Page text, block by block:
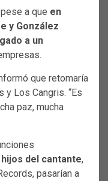
a que en
y González
a un
que retomaría
y Los Cangris. “Es
paz, mucha
del cantante,
pasarían a